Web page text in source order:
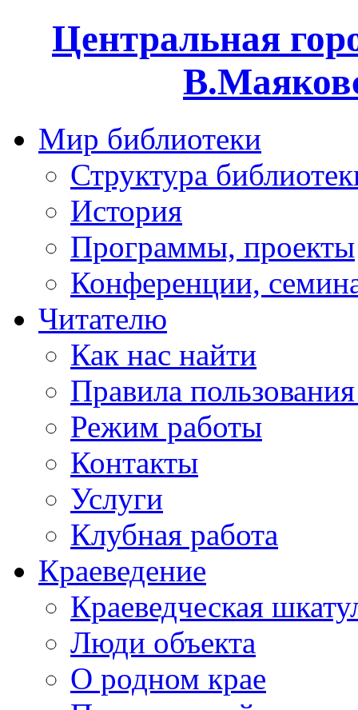
Центральная
Мир библиотеки
Структура
История
Программы, проекты
Конференции,
Читателю
Как нас найти
Правила
Режим работы
Контакты
Услуги
Клубная работа
Краеведение
Краеведческая
Люди объекта
О родном крае